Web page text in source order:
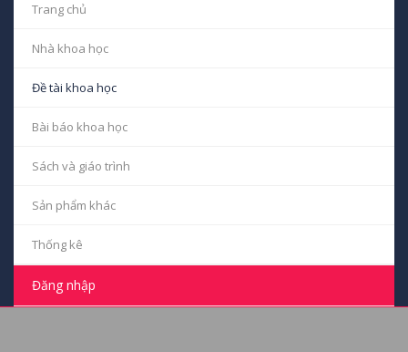
Trang chủ
Nhà khoa học
Đề tài khoa học
Bài báo khoa học
Sách và giáo trình
Sản phẩm khác
Thống kê
Đăng nhập